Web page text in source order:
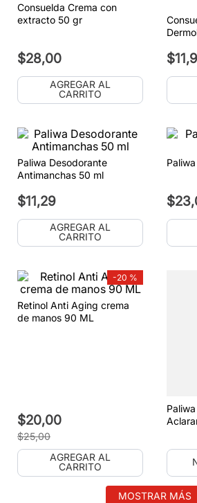
Consuelda Crema con
extracto 50 gr
$28,00
AGREGAR AL
CARRITO
$11,
Paliwa Desodorante
Antimanchas 50 ml
$11,29
AGREGAR AL
CARRITO
$23,
-20 %
Retinol Anti Aging crema
de manos 90 ML
$20,00
$25,00
AGREGAR AL
CARRITO
MOSTRAR MÁS